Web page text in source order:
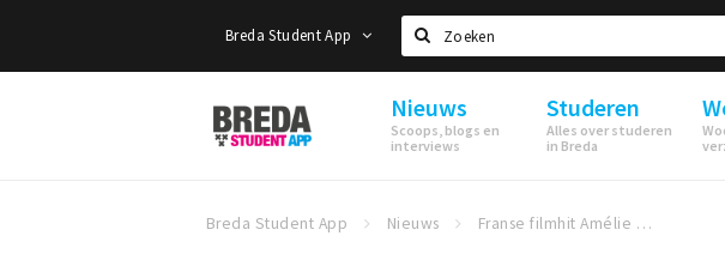
Breda Student App
Zoeken
Breda
Student
Nieuws
Scoops, blogs en
interviews
Studeren
Alles over studeren
in Breda
Breda Student App Nieuws Franse filmhit Amélie komt naar Breda